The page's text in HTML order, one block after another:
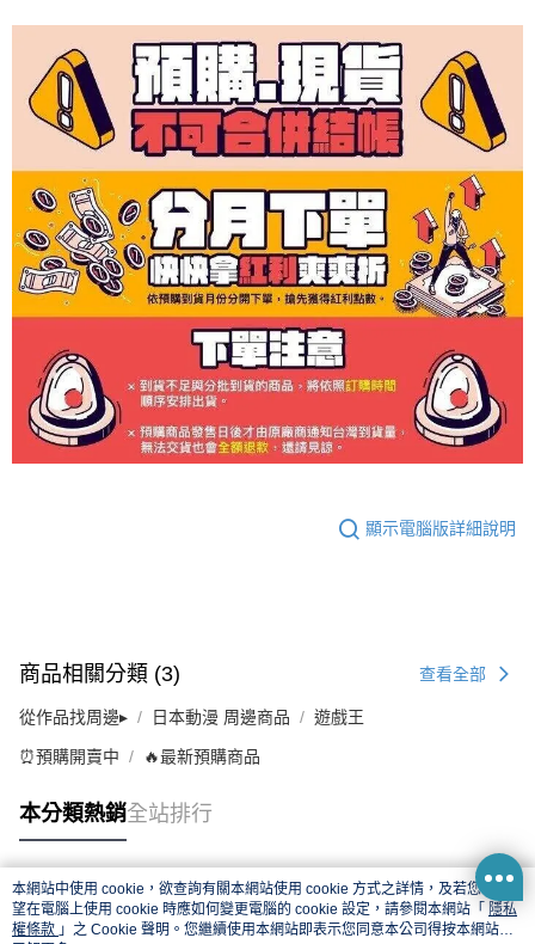
顯示電腦版詳細說明
商品相關分類 (3) 查看全部
從作品找周邊▸ 日本動漫 周邊商品 遊戲王
⏰預購開賣中 🔥最新預購商品
本分類熱銷全站排行
熱門標籤
本網站中使用 cookie，欲查詢有關本網站使用 cookie 方式之詳情，及若您不希
望在電腦上使用 cookie 時應如何變更電腦的 cookie 設定，請參閱本網站「 隱私
權條款 」之 Cookie 聲明。您繼續使用本網站即表示您同意本公司得按本網站使